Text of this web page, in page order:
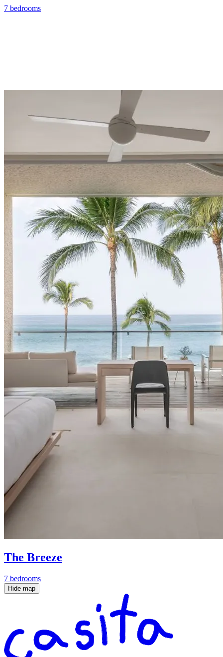
7 bedrooms
The Breeze
7 bedrooms
Hide map